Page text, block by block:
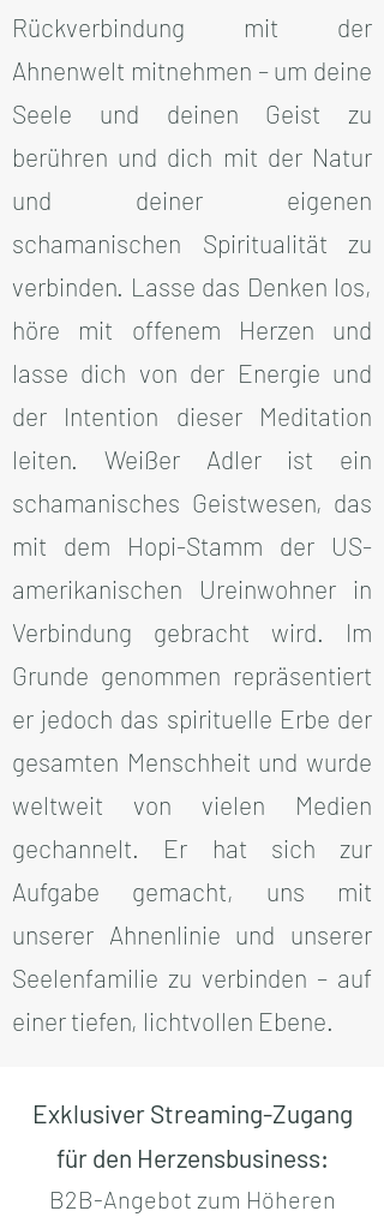
Rückverbindung mit der
Ahnenwelt mitnehmen – um deine
Seele und deinen Geist zu
berühren und dich mit der Natur
und deiner eigenen
schamanischen Spiritualität zu
verbinden. Lasse das Denken los,
höre mit offenem Herzen und
lasse dich von der Energie und
der Intention dieser Meditation
leiten. Weißer Adler ist ein
schamanisches Geistwesen, das
mit dem Hopi-Stamm der US-
amerikanischen Ureinwohner in
Verbindung gebracht wird. Im
Grunde genommen repräsentiert
er jedoch das spirituelle Erbe der
gesamten Menschheit und wurde
weltweit von vielen Medien
gechannelt. Er hat sich zur
Aufgabe gemacht, uns mit
unserer Ahnenlinie und unserer
Seelenfamilie zu verbinden – auf
einer tiefen, lichtvollen Ebene.
Exklusiver Streaming-Zugang
für den Herzensbusiness:
B2B-Angebot zum Höheren